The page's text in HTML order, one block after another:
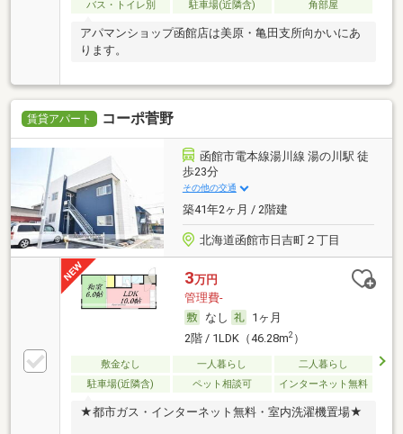
バス・トイレ別 駐車場(近隣含) 角部屋
アパマンショップ函館店は美原・亀田支所向かいにあ
ります。
賃貸アパート コーポ菅野
函館市電本線湯川線 湯の川駅 徒
歩23分
その他の交通
築41年2ヶ月 / 2階建
北海道函館市日吉町２丁目
3万円
管理費-
なし
1ヶ月
2階 / 1LDK（46.28m2）
敷金なし 一人暮らし
二人暮らし
駐車場(近隣含)
ペット相談可 インターネット無料
★都市ガス・インターネット無料・室内洗濯機置場★